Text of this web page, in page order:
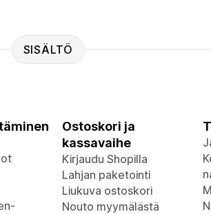
SISÄLTÖ
Ostoskori ja
kassavaihe
Kirjaudu Shopilla
Lahjan paketointi
Liukuva ostoskori
Nouto myymälästä